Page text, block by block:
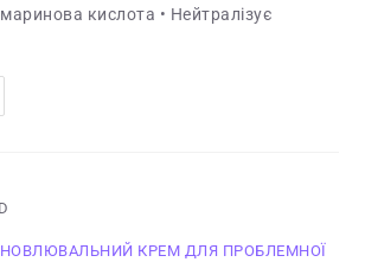
кислота • Нейтралізує
КРЕМ ДЛЯ ПРОБЛЕМНОЇ